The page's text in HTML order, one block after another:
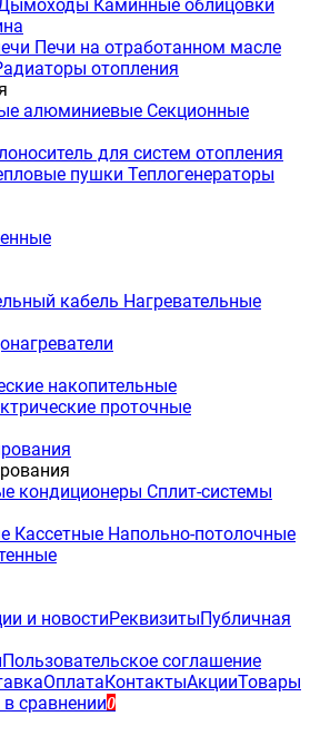
Каминные облицовки
Печи на отработанном масле
отопления
алюминиевые Секционные
для систем отопления
пушки Теплогенераторы
кабель Нагревательные
накопительные
проточные
кондиционеры Сплит-системы
Кассетные Напольно-потолочные
и новостиРеквизитыПубличная
Пользовательское соглашение
ОплатаКонтактыАкцииТовары
сравнении0